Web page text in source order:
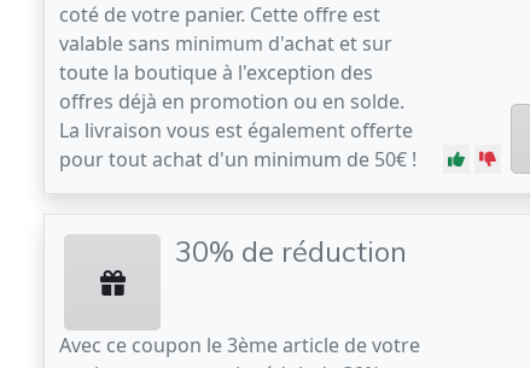
coté de votre panier. Cette offre est
valable sans minimum d'achat et sur
toute la boutique à l'exception des
offres déjà en promotion ou en solde.
La livraison vous est également offerte
pour tout achat d'un minimum de 50€ !
30% de réduction
Avec ce coupon le 3ème article de votre